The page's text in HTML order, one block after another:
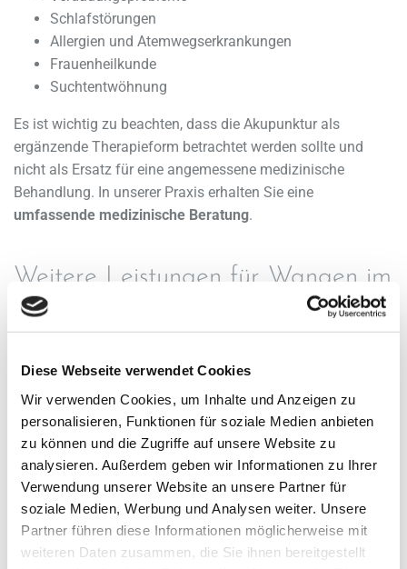
Diese Webseite verwendet Cookies
Wir verwenden Cookies, um Inhalte und Anzeigen zu
personalisieren, Funktionen für soziale Medien anbieten
zu können und die Zugriffe auf unsere Website zu
analysieren. Außerdem geben wir Informationen zu Ihrer
Verwendung unserer Website an unsere Partner für
soziale Medien, Werbung und Analysen weiter. Unsere
Partner führen diese Informationen möglicherweise mit
weiteren Daten zusammen, die Sie ihnen bereitgestellt
Schlafstörungen
Allergien und Atemwegserkrankungen
Frauenheilkunde
Suchtentwöhnung
Es ist wichtig zu beachten, dass die Akupunktur als
ergänzende Therapieform betrachtet werden sollte und
nicht als Ersatz für eine angemessene medizinische
Behandlung. In unserer Praxis erhalten Sie eine
umfassende medizinische Beratung.
Weitere Leistungen für Wangen im
Allgäu in unserer Praxis
bieten wir ein breites Spektrum anLeistungen
großen Wert auf die Reinigung und Entgiftung des Körpers.
Dazu gehören unter anderem Darmsanierung und
ausleitende Verfahren wie die Schröpftherapie. Wir setzen
auch auf Ernährungsberatung, Immun- und
Regenerationstherapie sowie die Behandlung hormoneller
Defizite, um Ihren Organismus wieder ins Gleichgewicht zu
bringen.